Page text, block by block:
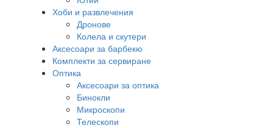
Хоби и развлечения
Дронове
Колела и скутери
Аксесоари за барбекю
Комплекти за сервиране
Оптика
Аксесоари за оптика
Бинокли
Микроскопи
Телескопи